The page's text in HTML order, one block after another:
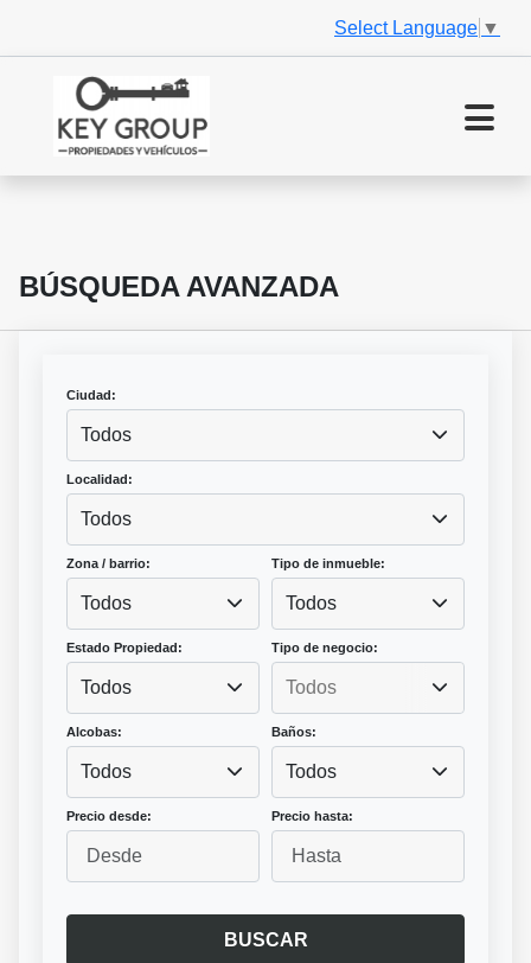
Select Language ▼
BÚSQUEDA AVANZADA
Ciudad:
Todos
Localidad:
Todos
Zona / barrio:
Todos
Tipo de inmueble:
Todos
Estado Propiedad:
Todos
Tipo de negocio:
Alcobas:
Todos
Baños:
Todos
Precio desde: Precio hasta:
BUSCAR